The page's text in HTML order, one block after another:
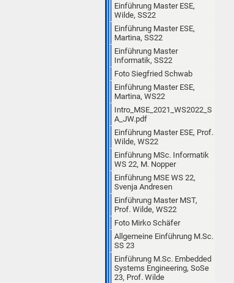
Einführung Master ESE,
Wilde, SS22
Einführung Master ESE,
Martina, SS22
Einführung Master
Informatik, SS22
Foto Siegfried Schwab
Einführung Master ESE,
Martina, WS22
Intro_MSE_2021_WS2022_S
A_JW.pdf
Einführung Master ESE, Prof.
Wilde, WS22
Einführung MSc. Informatik
WS 22, M. Nopper
Einführung MSE WS 22,
Svenja Andresen
Einführung Master MST,
Prof. Wilde, WS22
Foto Mirko Schäfer
Allgemeine Einführung M.Sc.
SS 23
Einführung M.Sc. Embedded
Systems Engineering, SoSe
23, Prof. Wilde